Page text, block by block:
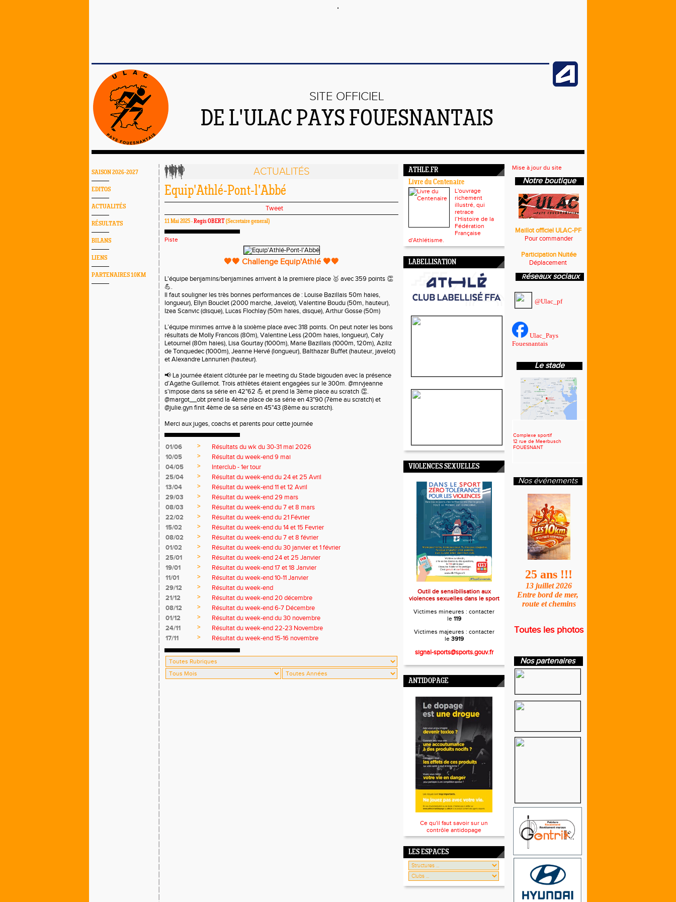
SITE OFFICIEL
DE L'ULAC PAYS FOUESNANTAIS
SAISON 2026-2027
EDITOS
ACTUALITÉS
RÉSULTATS
BILANS
LIENS
PARTENAIRES 10KM
ACTUALITÉS
Equip'Athlé-Pont-l'Abbé
Tweet
11 Mai 2025 -Regis OBERT(Secretaire general)
Piste
🧡🖤 Challenge Equip'Athlé 🖤🧡
L'équipe benjamins/benjamines arrivent à la premiere place 🥇 avec 359 points 👏
💪.
Il faut souligner les très bonnes performances de : Louise Bazillais 50m haies,
longueur), Ellyn Bouclet (2000 marche, Javelot), Valentine Boudu (50m, hauteur),
Izea Scanvic (disque), Lucas Flochlay (50m haies, disque), Arthur Gosse (50m)
L’équipe minimes arrive à la sixième place avec 318 points. On peut noter les bons
résultats de Molly Francois (80m), Valentine Less (200m haies, longueur), Caly
Letournel (80m haies), Lisa Gourtay (1000m), Marie Bazillais (1000m, 120m), Aziliz
de Tonquedec (1000m), Jeanne Hervé (longueur), Balthazar Buffet (hauteur, javelot)
et Alexandre Lannurien (hauteur).
📢 La journée étaient clôturée par le meeting du Stade bigouden avec la présence
d’Agathe Guillemot. Trois athlètes étaient engagées sur le 300m. @mrvjeanne
s'impose dans sa série en 42"62 💪 et prend la 3ème place au scratch 👏.
@margot__obt prend la 4ème place de sa série en 43"90 (7ème au scratch) et
@julie.gyn finit 4ème de sa série en 45"43 (8ème au scratch).
Merci aux juges, coachs et parents pour cette journée
01/06 >
Résultats du wk du 30-31 mai 2026
10/05
>
Résultat du week-end 9 mai
04/05
>
Interclub - 1er tour
25/04
>
Résultat du week-end du 24 et 25 Avril
13/04
>
Résultat du week-end 11 et 12 Avril
29/03
>
Résultat du week-end 29 mars
08/03
>
Résultat du week-end du 7 et 8 mars
22/02
>
Résultat du week-end du 21 Février
15/02
>
Résultat du week-end du 14 et 15 Fevrier
08/02
>
Résultat du week-end du 7 et 8 février
01/02
>
Résultat du week-end du 30 janvier et 1 février
25/01
>
Résultat du week-end 24 et 25 Janvier
19/01
>
Résultat du week-end 17 et 18 Janvier
11/01
>
Résultat du week-end 10-11 Janvier
29/12
>
Résultat du week-end
21/12
>
Résultat du week-end 20 décembre
08/12
>
Résultat du week-end 6-7 Décembre
01/12
>
Résultat du week-end du 30 novembre
24/11
>
Résultat du week-end 22-23 Novembre
17/11
> Résultat du week-end 15-16 novembre
ATHLE.FR
Livre du Centenaire
L'ouvrage
richement
illustré, qui
retrace
l’Histoire de la
Fédération
Française
d'Athlétisme.
LABELLISATION
VIOLENCES SEXUELLES
Outil de sensibilisation aux
violences sexuelles dans le sport
Victimes mineures : contacter
le 119
Victimes majeures : contacter
le 3919
signal-sports@sports.gouv.fr
ANTIDOPAGE
Ce qu'il faut savoir sur un
contrôle antidopage
LES ESPACES
Mise à jour du site
Notre boutique
Maillot officiel ULAC-PF
Pour commander
Participation Nuitée
Déplacement
Réseaux sociaux
@Ulac_pf
Ulac_Pays
Fouesnantais
Le stade
Complexe sportif
12 rue de Meerbusch
FOUESNANT
Nos événements
25 ans !!!
13 juillet 2026
Entre bord de mer,
route et chemins
Toutes les photos
Nos partenaires